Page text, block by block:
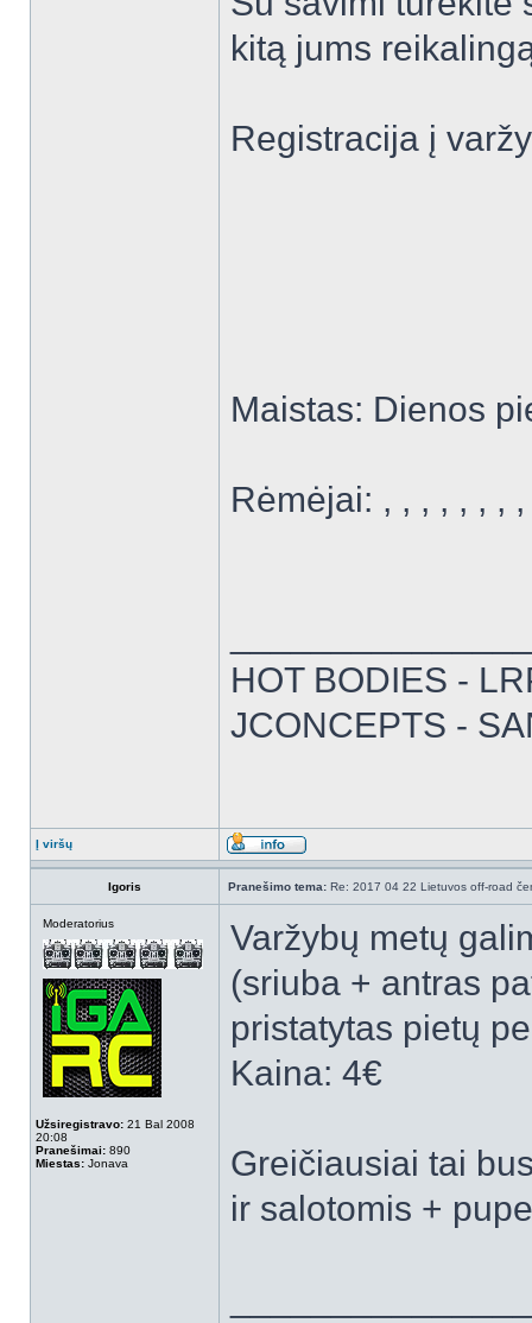
kitą jums
Registracija į
Maistas: Dienos
Rėmėjai: , , , , , , ,
HOT BODIES -
JCONCEPTS -
Į viršų
Igoris Pranešimo tema: Re: 2017 04 22 Lietuvos off-road
Moderatorius
Užsiregistravo: 21 Bal 2008
20:08
Pranešimai: 890
Miestas: Jonava
Varžybų metų
(sriuba + antras
pristatytas pietų
Kaina: 4€
Greičiausiai tai
ir salotomis +